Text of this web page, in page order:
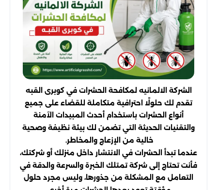
الشركة الالمانيه لمكافحة الحشرات في كوبرى القبه
تقدم لك حلولًا احترافية متكاملة للقضاء على جميع
أنواع الحشرات باستخدام أحدث المبيدات الآمنة
والتقنيات الحديثة التي تضمن لك بيئة نظيفة وصحية
خالية من الإزعاج والمخاطر.
عندما تبدأ الحشرات في الانتشار داخل منزلك أو شركتك،
فأنت تحتاج إلى شركة تمتلك الخبرة والسرعة والدقة في
التعامل مع المشكلة من جذورها، وليس مجرد حلول